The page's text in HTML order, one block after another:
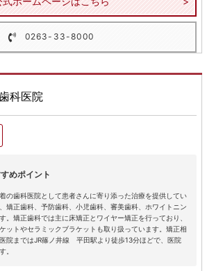
0263-33-8000
科医院
めポイント
の歯科医院として患者さんに寄り添った治療を提供してい
矯正歯科、予防歯科、小児歯科、審美歯科、ホワイトニン
。矯正歯科では主に床矯正とワイヤー矯正を行っており、
ットやセラミックブラケットも取り扱っています。矯正相
院まではJR篠ノ井線 平田駅より徒歩13分ほどで、医院
。